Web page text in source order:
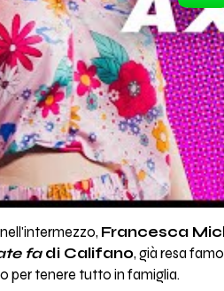
Francesca
fadi Califano, già resa
per tenere tutto in famiglia.